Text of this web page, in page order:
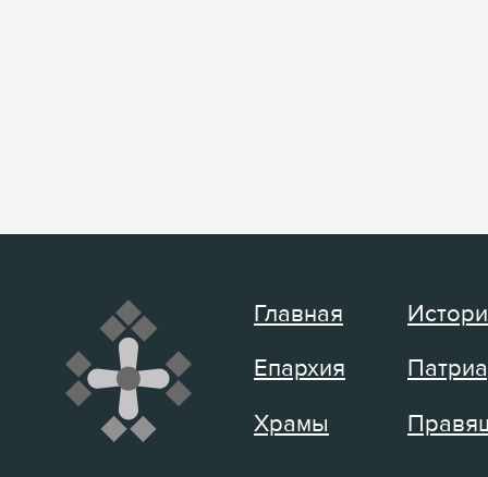
Главная
Епархия
Храмы